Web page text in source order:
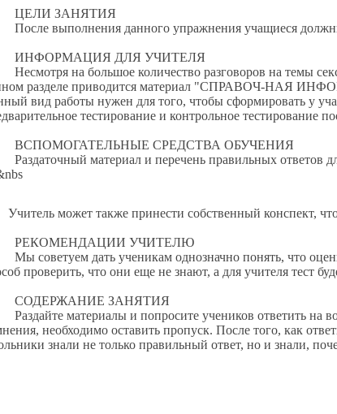
ЗАНЯТИЯ
выполнения данного упражнения учащиеся должны
ДЛЯ УЧИТЕЛЯ
на большое количество разговоров на темы
разделе приводится материал "СПРАВОЧ-НАЯ
вид работы нужен для того, чтобы сформировать у
тестирование и контрольное тестирование
СРЕДСТВА ОБУЧЕНИЯ
материал и перечень правильных ответов
может также принести собственный конспект,
УЧИТЕЛЮ
советуем дать ученикам однозначно понять, что
проверить, что они еще не знают, а для учителя тест
ЗАНЯТИЯ
материалы и попросите учеников ответить на
необходимо оставить пропуск. После того, как
знали не только правильный ответ, но и знали,